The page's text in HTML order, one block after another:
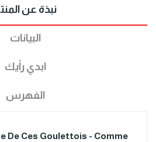
نبذة عن
البيانات
ابدي رأيك
الفهرس
De Ces Goulettois - Comme